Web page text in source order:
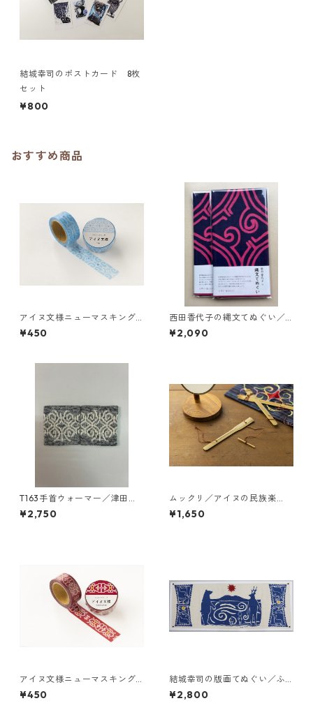
結城幸司のポストカード 8枚
セット
¥800
おすすめ商品
アイヌ文様ニューマスキング
テープ／tup トゥプ（水色）
津田命子
¥450
西田香代子の縄文てぬぐい／
シネプ（藍とピンク）２色染
め
¥2,090
T163手首ウォーマー／津田命
子デザインアイヌ文様編み込
み手首ウォーマー
¥2,750
ムックリ／アイヌの民族楽
器 製作：鈴木紀美代
¥1,650
アイヌ文様ニューマスキング
テープ／tupesanpe トゥペサ
ンペ（赤）津田命子
¥450
結城幸司の版画てぬぐい／ふ
くしまオーガニックコットン
の手ぬぐい
¥2,800